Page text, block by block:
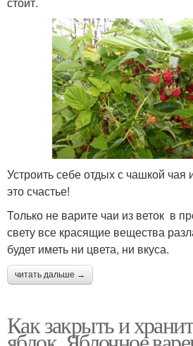
Устроить себе отдых с чашкой чая
это счастье!
Только не варите чаи из веток в
свету все красящие вещества
будет иметь ни цвета, ни вкуса.
читать дальше →
Как закрыть и